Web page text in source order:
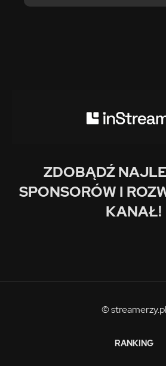
ZDOBĄDŹ
SPONSORÓW I
KANAŁ!
© streamerzy.pl
RANKING